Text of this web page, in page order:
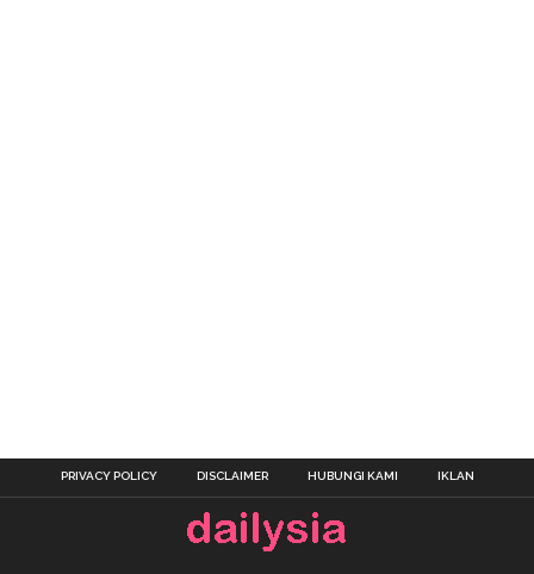
PRIVACY POLICY DISCLAIMER HUBUNGI KAMI IKLAN